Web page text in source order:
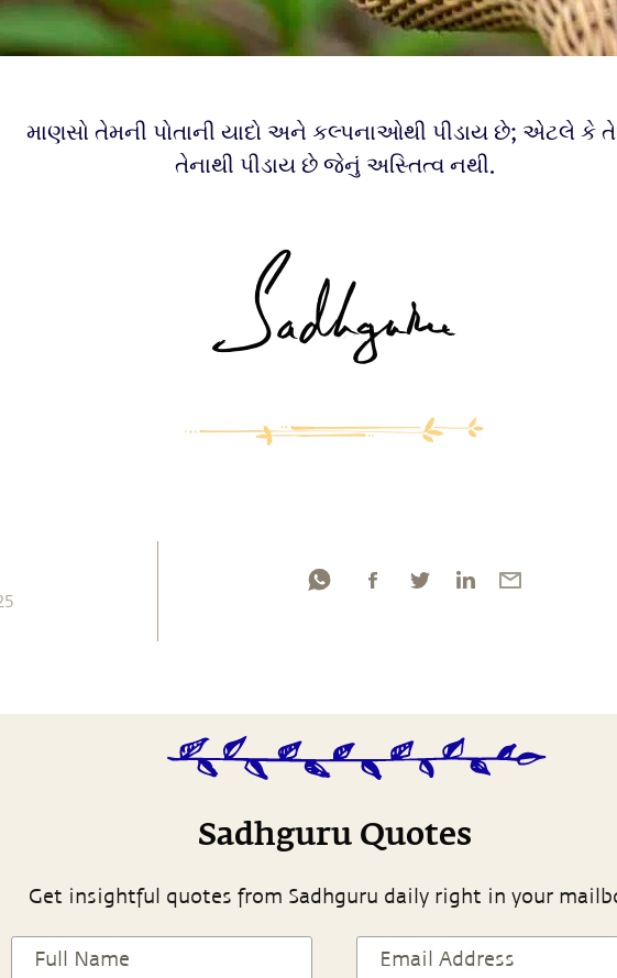
માણસો તેમની પોતાની યાદો અને કલ્પનાઓથી પીડાય છે; એટલે કે
તેનાથી પીડાય છે જેનું અસ્તિત્વ નથી.
Sadhguru Quotes
Get insightful quotes from Sadhguru daily right in your